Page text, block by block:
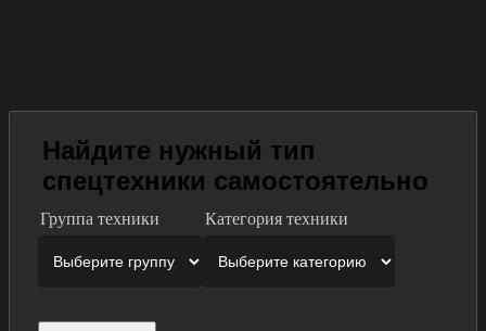
Найдите нужный тип
спецтехники самостоятельно
Группа техники Категория техники